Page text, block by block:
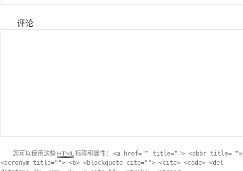
评论
您可以使用这些 HTML标签和属性： <a href="" title=""> <abbr title="">
<acronym title=""> <b> <blockquote cite=""> <cite> <code> <del